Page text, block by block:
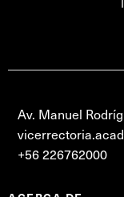
Av. Manuel
+56 226762000